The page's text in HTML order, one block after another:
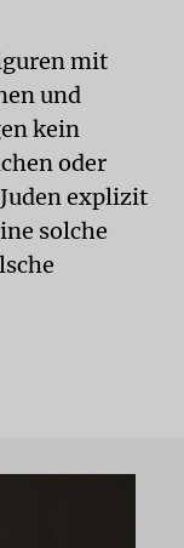
mit
und
kein
oder
explizit
solche